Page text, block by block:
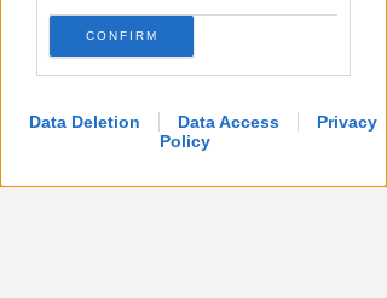
CONFIRM
Data Deletion Data Access
Privacy
Policy